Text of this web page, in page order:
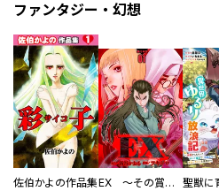
ファンタジー・幻想
佐伯かよの作品集 EX ～その賞金稼ぎは、世界の出口を探す～【単行本版】